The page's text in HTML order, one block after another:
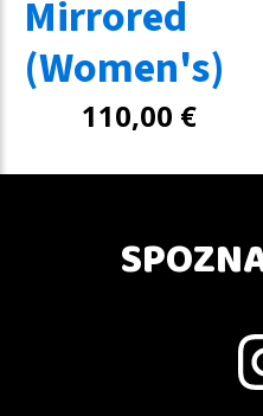
Mirrored
(Women's)
110,00 €